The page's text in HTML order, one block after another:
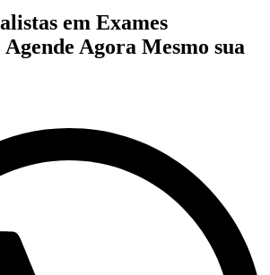
em Exames
Agende Agora Mesmo sua